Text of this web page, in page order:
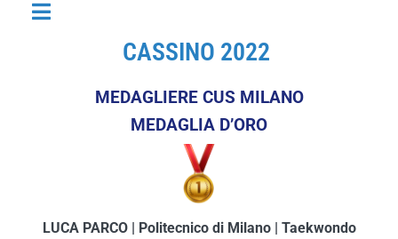
COMPETIZIONI
ATTIVITÀ
Toggle
NavigationMEDAGLIERE CNU 2026
COSA SONO I CNU
EDIZIONI PRECEDENTI
CASSINO 2022
MEDAGLIERE CUS MILANO
MEDAGLIA D’ORO
LUCA PARCO | Politecnico di Milano | Taekwondo